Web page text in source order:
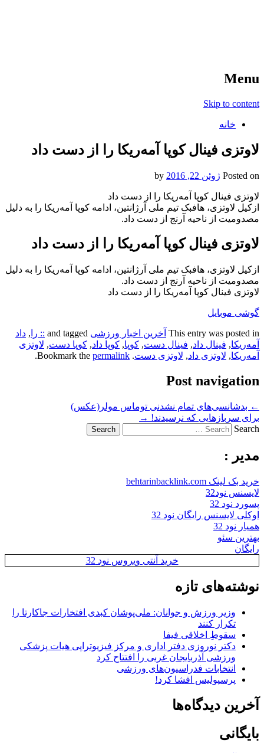
Menu
Skip to content
خانه
لاوتزی فینال کوپا آمه‌ریکا را از دست داد
Posted on ژوئن 22, 2016
لاوتزی فینال کوپا آمه‌ریکا را از دست داد
ازکیل لاوتزی، هافبک تیم ملی آرژانتین، ادامه کوپا آمه‌ریکا را به دلیل
مصدومیت از ناحیه آرنج از دست داد.
لاوتزی فینال کوپا آمه‌ریکا را از دست داد
ازکیل لاوتزی، هافبک تیم ملی آرژانتین، ادامه کوپا آمه‌ریکا را به دلیل
مصدومیت از ناحیه آرنج از دست داد.
لاوتزی فینال کوپا آمه‌ریکا را از دست داد
گوشی موبایل
This entry was posted in آخرین اخبار ورزشی :: را , داد
آمه‌ریکا, فینال داد, فینال دست, کوپا, کوپا داد, کوپا دست, لاوتزی
آمه‌ریکا, لاوتزی داد, لاوتزی دست. Bookmark the
permalink
.
Post navigation
← بدشانسی‌های تمام نشدنی توماس مولر(عکس)
برای سربازهایی که نرسیدند! →
Search
مدیر :
خرید بک لینک behtarinbacklink.com
لایسنس نود32
پسورد نود 32
اوکلی لایسنس رایگان نود 32
همیار نود 32
بهترین سئو
رایگان
خرید آنتی ویروس نود 32
نوشته‌های تازه
وزیر ورزش و جوانان: ملی‌پوشان کبدی افتخارات جاکارتا را
تکرار کنند
سقوطِ اخلاقی فیفا
دکتر نوروزی دفتر اداری و مرکز فیزیوتراپی هیات پزشکی
ورزشی آذربایجان غربی را افتتاح کرد
انتخابات فدراسیون‌های ورزشی
پرسپولیس افشا کرد!
آخرین دیدگاه‌ها
بایگانی